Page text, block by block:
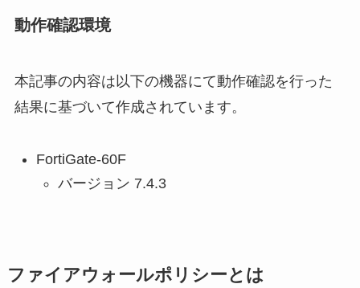
動作確認環境
本記事の内容は以下の機器にて動作確認を行った
結果に基づいて作成されています。
FortiGate-60F
バージョン 7.4.3
ファイアウォールポリシーとは